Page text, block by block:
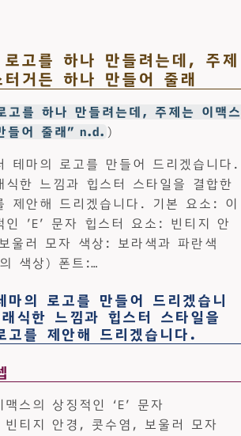
고를 하나 만들려는데, 주제
거든 하나 만들어 줄래
고를 하나 만들려는데, 주제는 이맥스
들어 줄래” n.d. )
테마의 로고를 만들어 드리겠습니다.
식한 느낌과 힙스터 스타일을 결합한
제안해 드리겠습니다. 기본 요소: 이
인 ’E’ 문자 힙스터 요소: 빈티지 안
울러 모자 색상: 보라색과 파란색
색상) 폰트:…
마의 로고를 만들어 드리겠습니
식한 느낌과 힙스터 스타일을
고를 제안해 드리겠습니다.
스의 상징적인 ‘E’ 문자
빈티지 안경, 콧수염, 보울러 모자